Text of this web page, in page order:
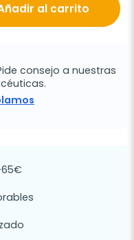
al carrito
consejo a nuestras